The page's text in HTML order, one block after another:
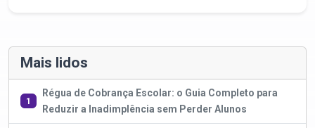
Mais lidos
1
Régua de Cobrança Escolar: o Guia Completo para
Reduzir a Inadimplência sem Perder Alunos